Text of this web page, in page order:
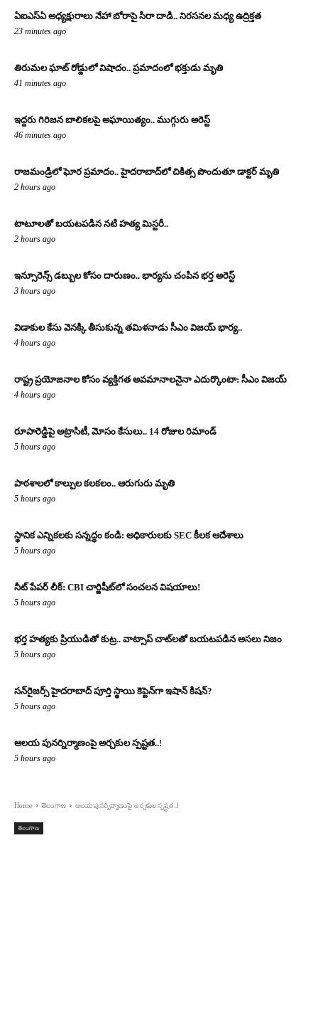
ఏఐఎస్‌ఏ అధ్యక్షురాలు నేహా బోరాపై సిరా దాడి.. నిరసనల మధ్య ఉద్రిక్తత
23 minutes ago
తిరుమల ఘాట్ రోడ్డులో విషాదం.. ప్రమాదంలో భక్తుడు మృతి
41 minutes ago
ఇద్దరు గిరిజన బాలికలపై అఘాయిత్యం.. ముగ్గురు అరెస్ట్
46 minutes ago
రాజమండ్రిలో ఘోర ప్రమాదం.. హైదరాబాద్‌లో చికిత్స పొందుతూ డాక్టర్ మృతి
2 hours ago
టాటూలతో బయటపడిన నటి హత్య మిస్టరీ..
2 hours ago
ఇన్సూరెన్స్ డబ్బుల కోసం దారుణం.. భార్యను చంపిన భర్త అరెస్ట్
3 hours ago
విడాకుల కేసు వెనక్కి తీసుకున్న తమిళనాడు సీఎం విజయ్ భార్య..
4 hours ago
రాష్ట్ర ప్రయోజనాల కోసం వ్యక్తిగత అవమానాలనైనా ఎదుర్కొంటా: సీఎం విజయ్
4 hours ago
రూపారెడ్డిపై అట్రాసిటీ, మోసం కేసులు.. 14 రోజుల రిమాండ్
5 hours ago
పాఠశాలలో కాల్పుల కలకలం.. ఆరుగురు మృతి
5 hours ago
స్థానిక ఎన్నికలకు సన్నద్ధం కండి: అధికారులకు SEC కీలక ఆదేశాలు
5 hours ago
నీట్ పేపర్ లీక్: CBI చార్జిషీట్‌లో సంచలన విషయాలు!
5 hours ago
భర్త హత్యకు ప్రియుడితో కుట్ర.. వాట్సాప్ చాట్‌లతో బయటపడిన అసలు నిజం
5 hours ago
సన్‌రైజర్స్ హైదరాబాద్ పూర్తి స్థాయి కెప్టెన్‌గా ఇషాన్ కిషన్?
5 hours ago
ఆలయ పునర్నిర్మాణంపై అర్చకుల స్పష్టత..!
5 hours ago